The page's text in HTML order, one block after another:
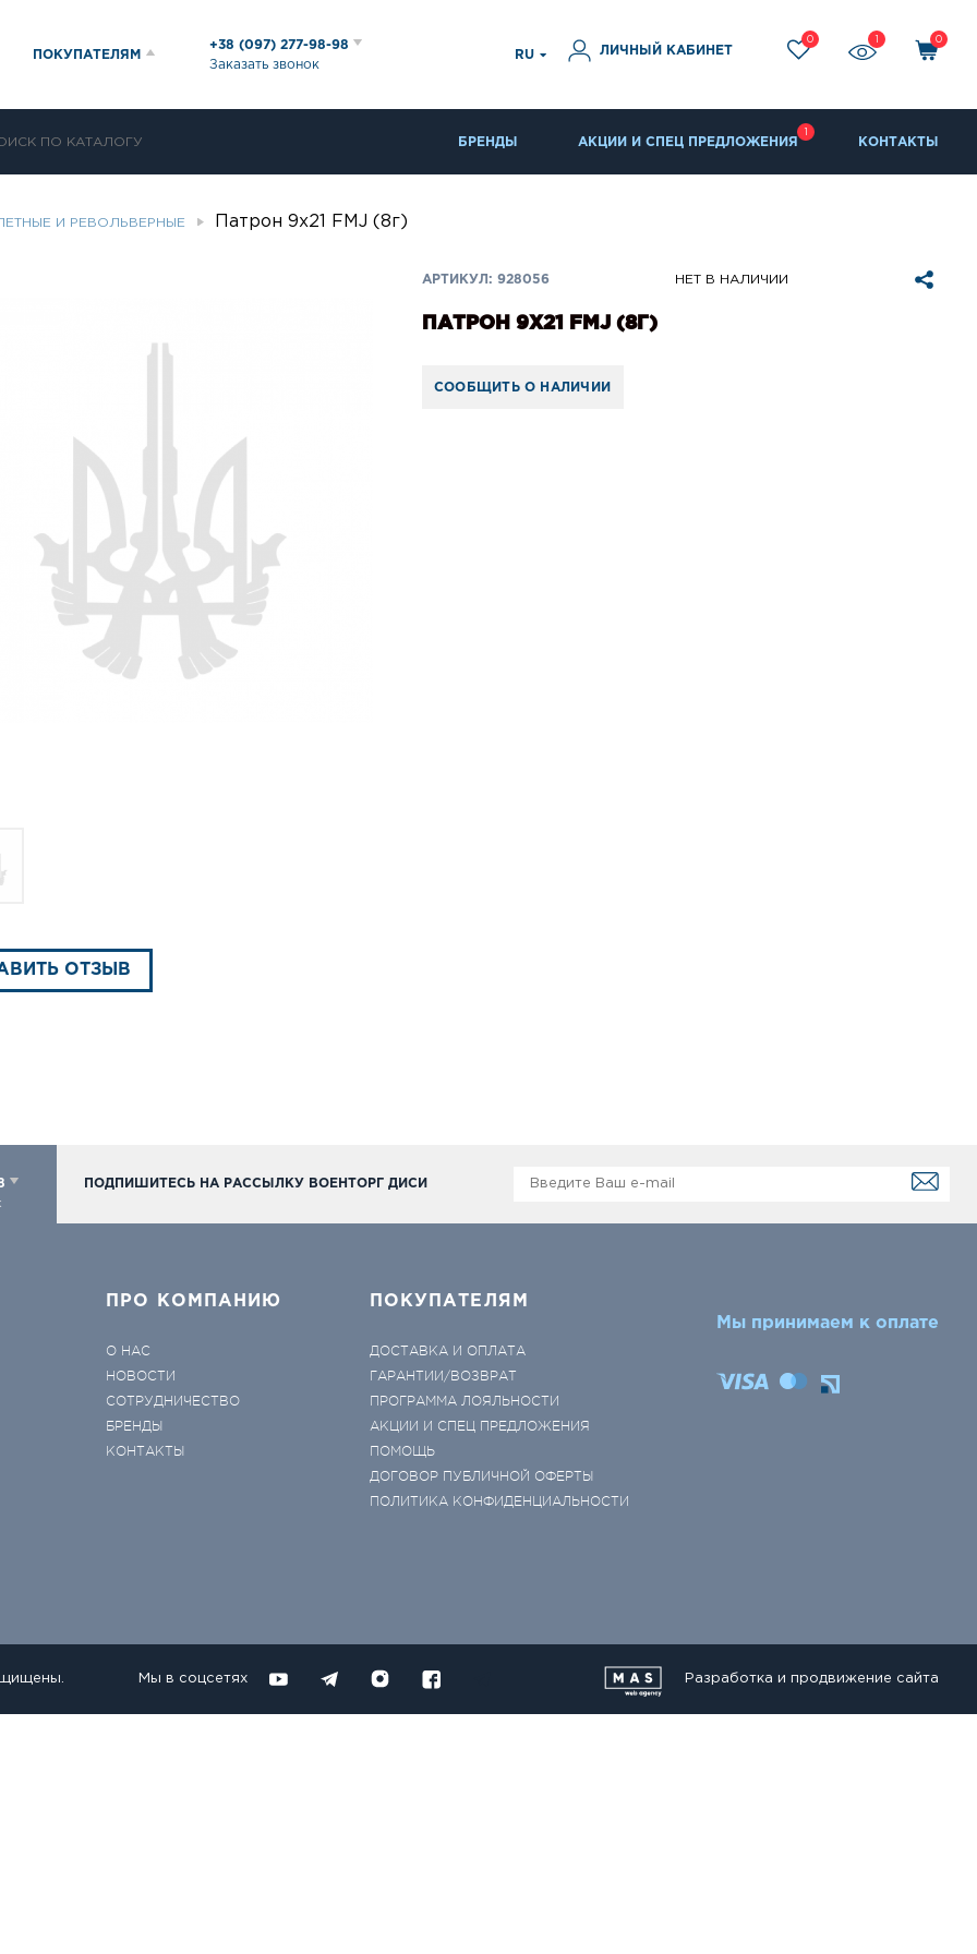
ПОКУПАТЕЛЯМ
+38 (097) 277-98-98
Заказать звонок
RU ЛИЧНЫЙ КАБИНЕТ
0 0
БРЕНДЫ АКЦИИ И СПЕЦ ПРЕДЛОЖЕНИЯ КОНТАКТЫ
И РЕВОЛЬВЕРНЫЕ Патрон 9х21 FMJ (8г)
АРТИКУЛ: 928056 НЕТ В НАЛИЧИИ
ПАТРОН 9Х21 FMJ (8Г)
СООБЩИТЬ О НАЛИЧИИ
ОТЗЫВ
ПОДПИШИТЕСЬ НА РАССЫЛКУ ВОЕНТОРГ ДИСИ
ПРО КОМПАНИЮ
О НАС
НОВОСТИ
СОТРУДНИЧЕСТВО
БРЕНДЫ
КОНТАКТЫ
ПОКУПАТЕЛЯМ
ДОСТАВКА И ОПЛАТА
ГАРАНТИИ/ВОЗВРАТ
ПРОГРАММА ЛОЯЛЬНОСТИ
АКЦИИ И СПЕЦ ПРЕДЛОЖЕНИЯ
ПОМОЩЬ
ДОГОВОР ПУБЛИЧНОЙ ОФЕРТЫ
ПОЛИТИКА КОНФИДЕНЦИАЛЬНОСТИ
Мы принимаем к оплате
Мы в соцсетях Разработка и продвижение сайта